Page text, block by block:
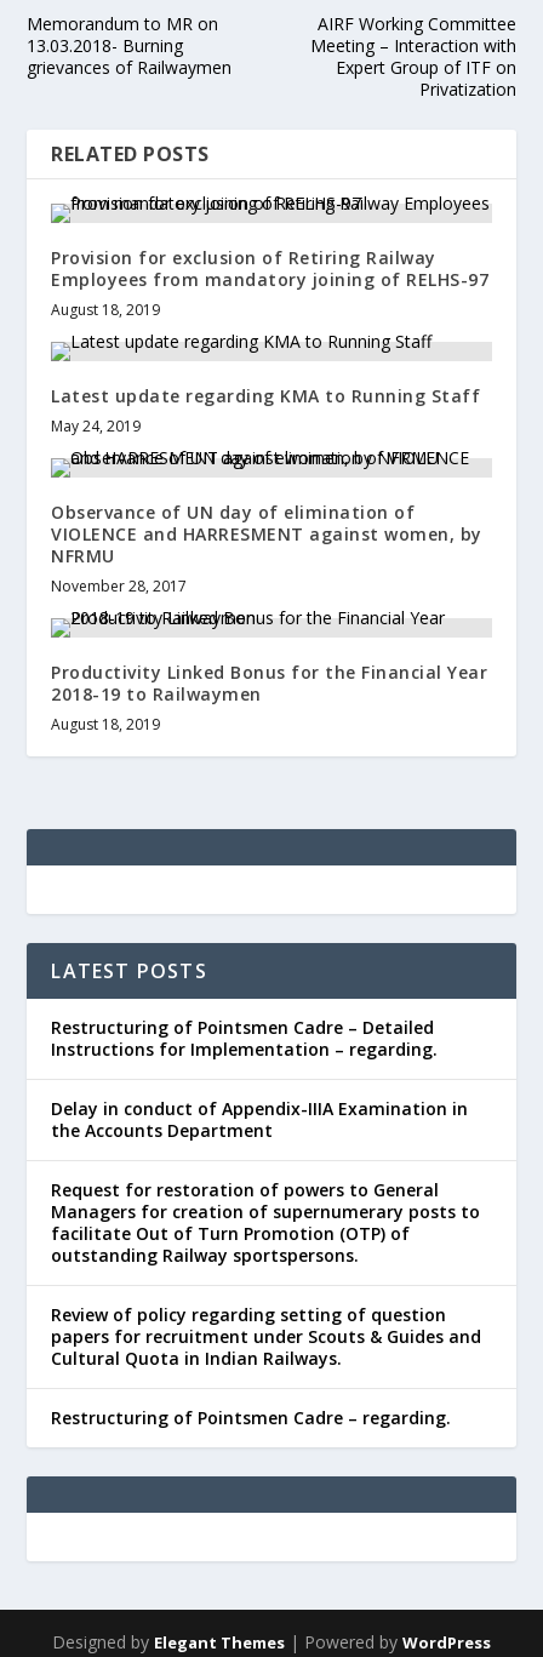
Memorandum to MR on
13.03.2018- Burning
grievances of Railwaymen
AIRF Working Committee
Meeting – Interaction with
Expert Group of ITF on
Privatization
RELATED POSTS
Provision for exclusion of Retiring Railway
Employees from mandatory joining of RELHS-97
August 18, 2019
Latest update regarding KMA to Running Staff
May 24, 2019
Observance of UN day of elimination of
VIOLENCE and HARRESMENT against women, by
NFRMU
November 28, 2017
Productivity Linked Bonus for the Financial Year
2018-19 to Railwaymen
August 18, 2019
LATEST POSTS
Restructuring of Pointsmen Cadre – Detailed
Instructions for Implementation – regarding.
Delay in conduct of Appendix-IIIA Examination in
the Accounts Department
Request for restoration of powers to General
Managers for creation of supernumerary posts to
facilitate Out of Turn Promotion (OTP) of
outstanding Railway sportspersons.
Review of policy regarding setting of question
papers for recruitment under Scouts & Guides and
Cultural Quota in Indian Railways.
Restructuring of Pointsmen Cadre – regarding.
Designed by Elegant Themes | Powered by WordPress